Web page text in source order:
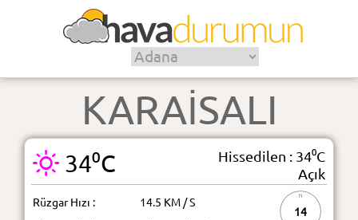
KARAİSALI
34⁰C
Hissedilen : 34⁰C
Açık
Rüzgar Hızı : 14.5 KM / S
14